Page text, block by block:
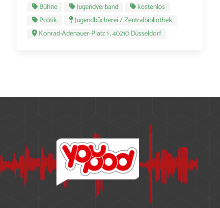
Bühne
Jugendverband
kostenlos
Politik
Jugendbücherei / Zentralbibliothek
Konrad-Adenauer-Platz 1 , 40210 Düsseldorf